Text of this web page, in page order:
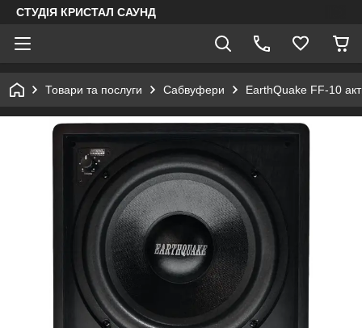
СТУДІЯ КРИСТАЛ САУНД
Товари та послуги Сабвуфери EarthQuake FF-10